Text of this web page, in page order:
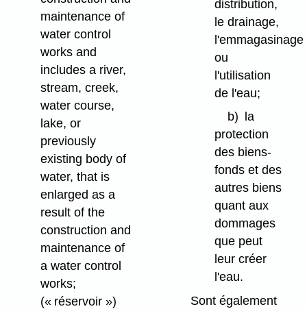
maintenance of
water control
works and
includes a river,
stream, creek,
water course,
lake, or
previously
existing body of
water, that is
enlarged as a
result of the
construction and
maintenance of
a water control
works;
(« réservoir »)
distribution,
le drainage,
l'emmagasinage
ou
l'utilisation
de l'eau;
b)
la
protection
des biens-
fonds et des
autres biens
quant aux
dommages
que peut
leur créer
l'eau.
Sont également